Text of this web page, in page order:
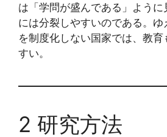
は「学問が盛んである」よう
には分裂しやすいのである。
を制度化しない国家では、教
すい。
2 研究方法